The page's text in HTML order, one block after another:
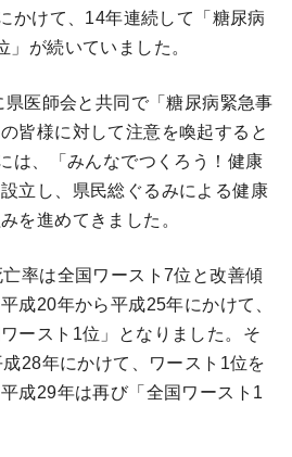
かけて、14年連続して「糖尿病
が続いていました。
医師会と共同で「糖尿病緊急事
皆様に対して注意を喚起すると
は、「みんなでつくろう！健康
立し、県民総ぐるみによる健康
を進めてきました。
率は全国ワースト7位と改善傾
成20年から平成25年にかけて、
ースト1位」となりました。そ
28年にかけて、ワースト1位を
成29年は再び「全国ワースト1